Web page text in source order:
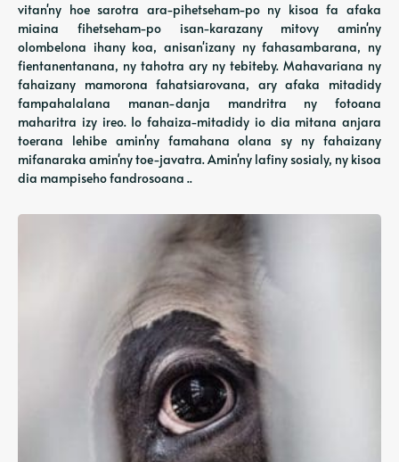
vitan'ny hoe sarotra ara-pihetseham-po ny kisoa fa afaka
miaina fihetseham-po isan-karazany mitovy amin'ny
olombelona ihany koa, anisan'izany ny fahasambarana, ny
fientanentanana, ny tahotra ary ny tebiteby. Mahavariana ny
fahaizany mamorona fahatsiarovana, ary afaka mitadidy
fampahalalana manan-danja mandritra ny fotoana
maharitra izy ireo. Io fahaiza-mitadidy io dia mitana anjara
toerana lehibe amin'ny famahana olana sy ny fahaizany
mifanaraka amin'ny toe-javatra. Amin'ny lafiny sosialy, ny kisoa
dia mampiseho fandrosoana ..